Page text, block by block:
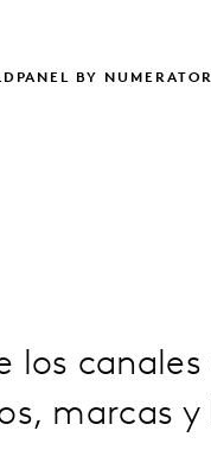
BY NUMERATOR
los
marcas